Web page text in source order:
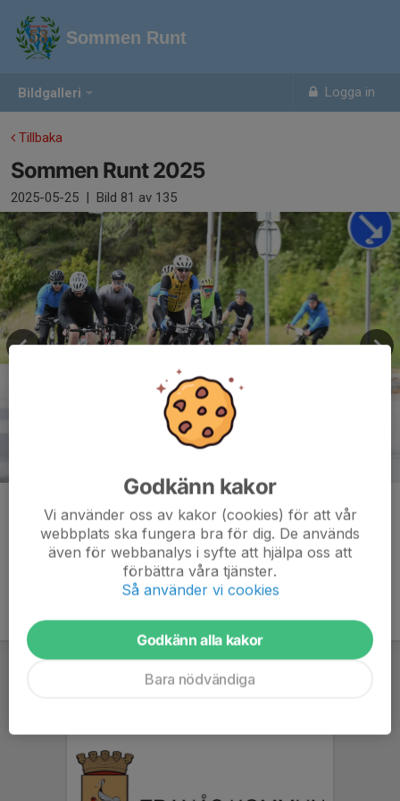
Bildgalleri Logga in
Sommen Runt
Tillbaka
Sommen Runt 2025
2025-05-25 | Bild 81 av 135
Kommentarer
Godkänn kakor
Vi använder oss av kakor (cookies) för att vår
webbplats ska fungera bra för dig. De används
även för webbanalys i syfte att hjälpa oss att
förbättra våra tjänster.
Så använder vi cookies
Godkänn alla kakor
Bara nödvändiga